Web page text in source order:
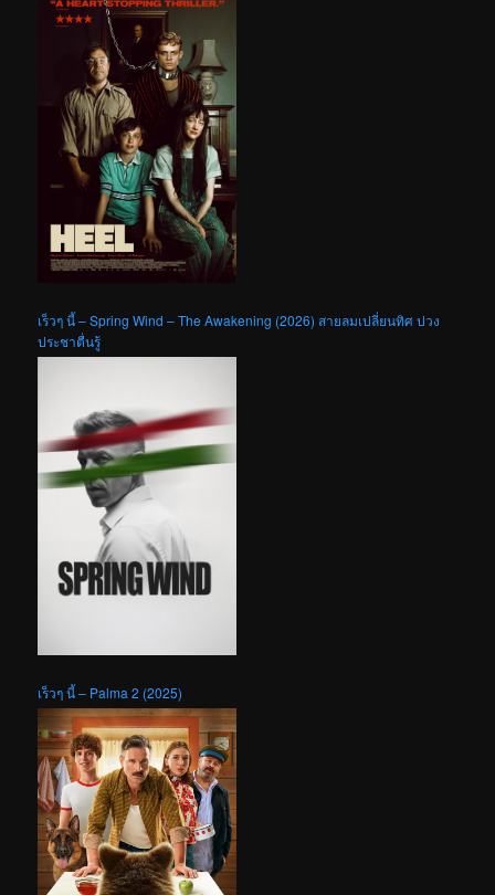
เร็วๆ นี้ – Spring Wind – The Awakening (2026) สายลมเปลี่ยนทิศ ปวง
ประชาตื่นรู้
เร็วๆ นี้ – Palma 2 (2025)